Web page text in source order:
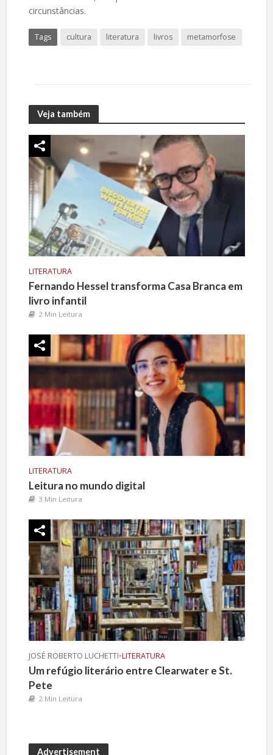
circunstâncias.
Tags cultura literatura livros metamorfose
Veja também
LITERATURA
Fernando Hessel transforma Casa Branca em
livro infantil
2 Min Leitura
LITERATURA
Leitura no mundo digital
3 Min Leitura
JOSÉ ROBERTO LUCHETTI•LITERATURA
Um refúgio literário entre Clearwater e St.
Pete
2 Min Leitura
Advertisement